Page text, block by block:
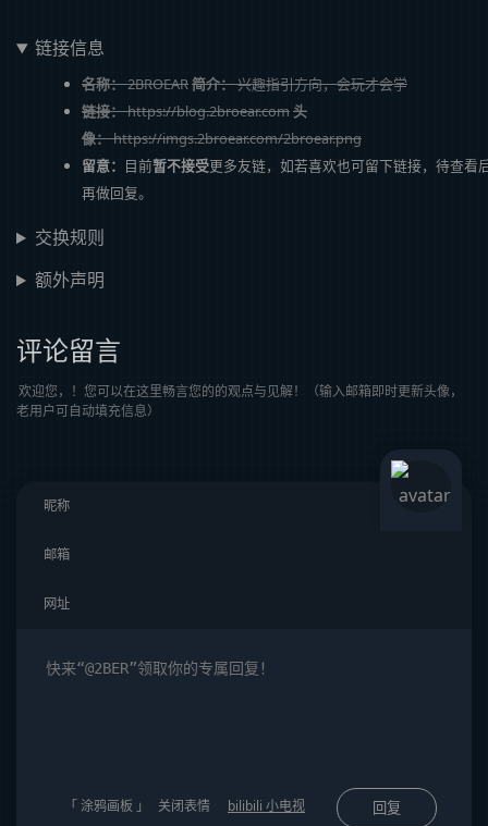
链接信息
名称：2BROEAR简介：兴趣指引方向，会玩才会学
链接：https://blog.2broear.com头
像：https://imgs.2broear.com/2broear.png
留意： 目前暂不接受更多友链，如若喜欢也可留下链接，待查看
再做回复。
交换规则
额外声明
评论留言
欢迎您，！您可以在这里畅言您的的观点与见解！（输入邮箱即时更新头像，
老用户可自动填充信息）
「 涂鸦画板 」 关闭表情 bilibili 小电视 回复